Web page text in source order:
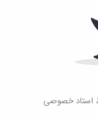
استاد خصوصی